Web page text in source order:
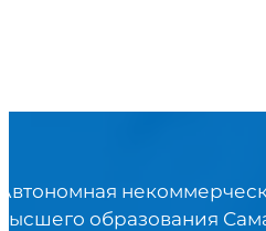
образования